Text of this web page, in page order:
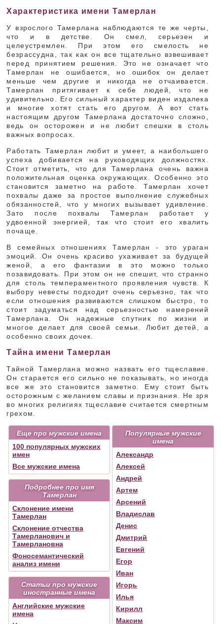
Характеристика имени Тамерлан
У взрослого Тамерлана наблюдаются те же черты,
что и в детстве. Он смел, серьезен и
целеустремлен. При этом его смелость не
безрассудна, так как он все тщательно взвешивает
перед принятием решения. Это не означает что
Тамерлан не ошибается, но ошибок он делает
меньше чем другие и никогда не отчаивается.
Тамерлан притягивает к себе людей, что не
удивительно. Его сильный характер виден издалека
и многие хотят стать его другом. А вот стать
настоящим другом Тамерлана достаточно сложно,
ведь он осторожен и не любит спешки в столь
важных вопросах.
Работать Тамерлан любит и умеет, а наибольшего
успеха добивается на руководящих должностях.
Стоит отметить, что для Тамерлана очень важна
положительная оценка окружающих. Особенно это
становится заметно на работе. Тамерлан хочет
похвалы даже за простое выполнение служебных
обязанностей, что у многих вызывает удивление.
Зато после похвалы Тамерлан работает у
удвоенной энергией, так что стоит его хвалить
почаще.
В семейных отношениях Тамерлан - это ураган
эмоций. Он очень красиво ухаживает за будущей
женой, а его фантазии в это можно только
позавидовать. При этом он не спешит, что странно
для столь темпераментного проявления чувств. К
выбору невесты подходит очень серьезно, так что
если отношения развиваются слишком быстро, то
стоит задуматься над серьезностью намерений
Тамерлана. Он надежные спутник по жизни и
многое делает для своей семьи. Любит детей, а
особенно своих дочек.
Тайна имени Тамерлан
Тайной Тамерлана можно назвать его тщеславие.
Он старается его сильно не показывать, но иногда
все же это становится заметно. Ему стоит быть
осторожным с желанием славы и признания. Не зря
во многих религиях тщеславие считается смертным
грехом.
Популярные мужские
имена
Александр
Алексей
Андрей
Артем
Арсений
Владислав
Денис
Дмитрий
Евгений
Егор
Иван
Игорь
Илья
Кирилл
Максим
Еще про мужские имена
100 популярных мужских
имен
Все мужские имена
Подробнее про имя
Тамерлан
Склонение имени
Тамерлан
Склонение отчества
Тамерланович и
Тамерлановна
Фоносемантический
анализ имени
Статьи про мужские
иностранные имена
Английские мужские
имена